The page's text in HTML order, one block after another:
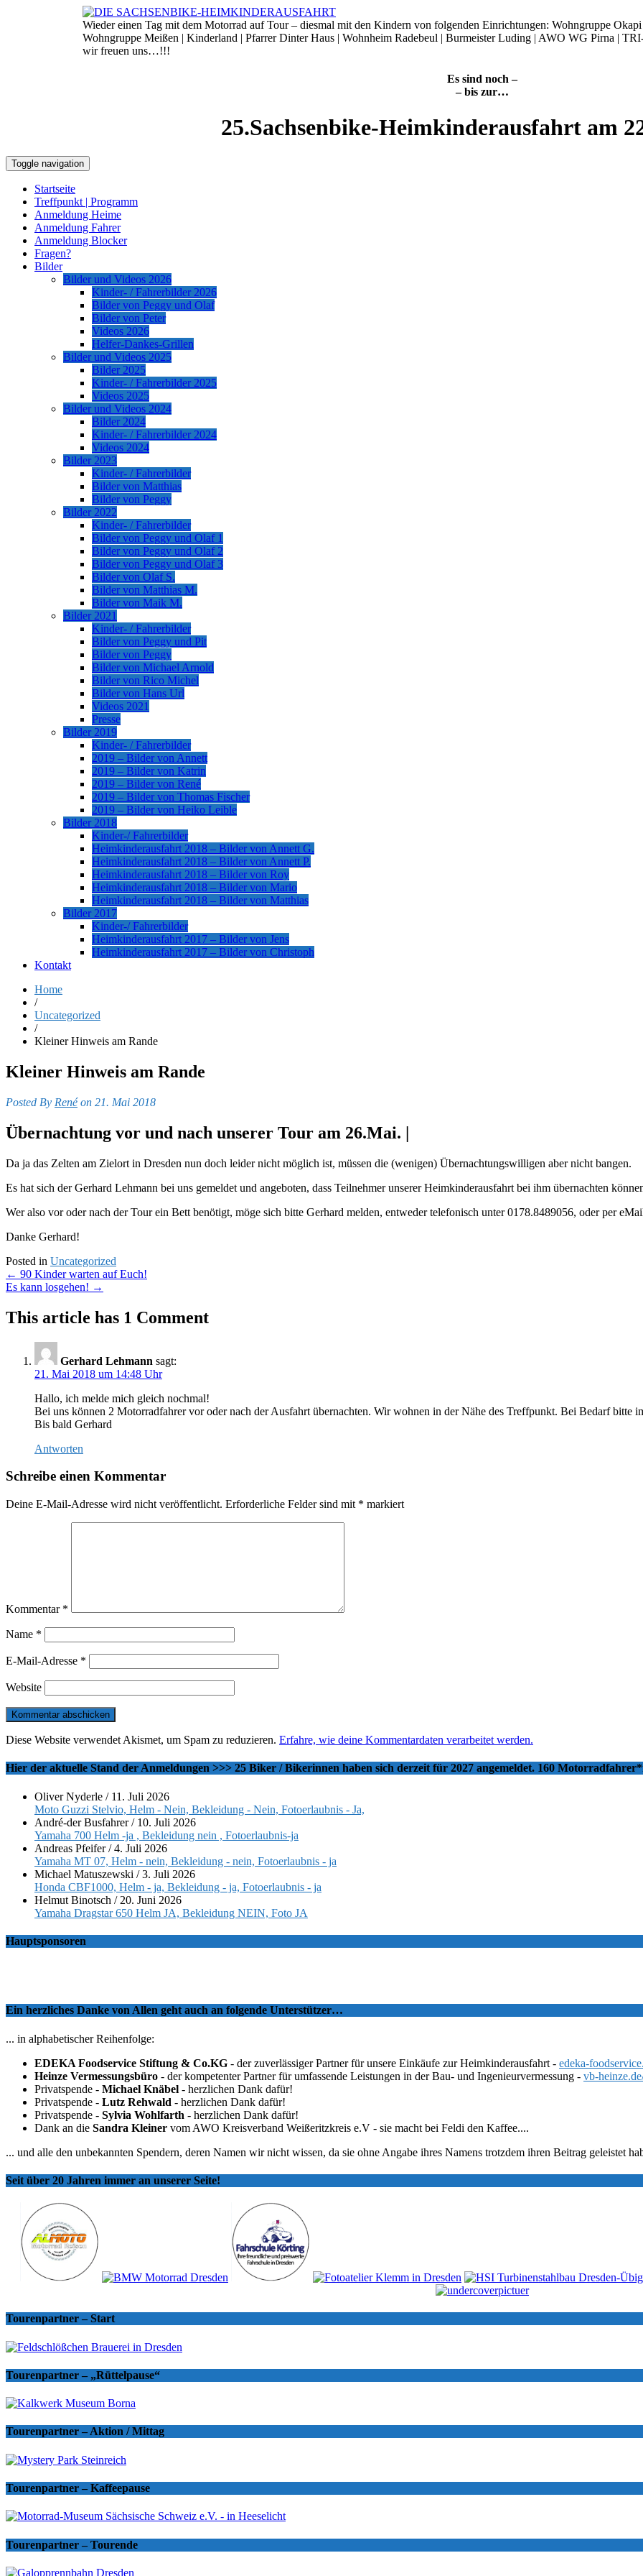
Wieder einen Tag mit dem Motorrad auf Tour – diesmal mit den Kindern von folgenden Einrichtungen: Wohngruppe
Wohngruppe Meißen | Kinderland | Pfarrer Dinter Haus | Wohnheim Radebeul | Burmeister Luding | AWO WG Pirna |
wir freuen uns…!!!
Es sind noch –
– bis zur…
25.Sachsenbike-Heimkinderausfahrt am
Toggle navigation
Startseite
Treffpunkt | Programm
Anmeldung Heime
Anmeldung Fahrer
Anmeldung Blocker
Fragen?
Bilder
Bilder und Videos 2026
Kinder- / Fahrerbilder 2026
Bilder von Peggy und Olaf
Bilder von Peter
Videos 2026
Helfer-Dankes-Grillen
Bilder und Videos 2025
Bilder 2025
Kinder- / Fahrerbilder 2025
Videos 2025
Bilder und Videos 2024
Bilder 2024
Kinder- / Fahrerbilder 2024
Videos 2024
Bilder 2023
Kinder- / Fahrerbilder
Bilder von Matthias
Bilder von Peggy
Bilder 2022
Kinder- / Fahrerbilder
Bilder von Peggy und Olaf 1
Bilder von Peggy und Olaf 2
Bilder von Peggy und Olaf 3
Bilder von Olaf S.
Bilder von Matthias M.
Bilder von Maik M.
Bilder 2021
Kinder- / Fahrerbilder
Bilder von Peggy und Pit
Bilder von Peggy
Bilder von Michael Arnold
Bilder von Rico Michel
Bilder von Hans Url
Videos 2021
Presse
Bilder 2019
Kinder- / Fahrerbilder
2019 – Bilder von Annett
2019 – Bilder von Katrin
2019 – Bilder von René
2019 – Bilder von Thomas Fischer
2019 – Bilder von Heiko Leible
Bilder 2018
Kinder-/ Fahrerbilder
Heimkinderausfahrt 2018 – Bilder von Annett G.
Heimkinderausfahrt 2018 – Bilder von Annett P.
Heimkinderausfahrt 2018 – Bilder von Roy
Heimkinderausfahrt 2018 – Bilder von Mario
Heimkinderausfahrt 2018 – Bilder von Matthias
Bilder 2017
Kinder-/ Fahrerbilder
Heimkinderausfahrt 2017 – Bilder von Jens
Heimkinderausfahrt 2017 – Bilder von Christoph
Kontakt
Home
/
Uncategorized
/
Kleiner Hinweis am Rande
Kleiner Hinweis am Rande
Posted By Renéon 21. Mai 2018
Übernachtung vor und nach unserer Tour am 26.Mai. |
Da ja das Zelten am Zielort in Dresden nun doch leider nicht möglich ist, müssen die (wenigen) Übernachtungswilligen aber nicht bangen.
Es hat sich der Gerhard Lehmann bei uns gemeldet und angeboten, dass Teilnehmer unserer Heimkinderausfahrt bei ihm übernachten
Wer also vor oder nach der Tour ein Bett benötigt, möge sich bitte Gerhard melden, entweder telefonisch unter 0178.8489056, oder per
Danke Gerhard!
Posted in Uncategorized
Post
navigation
← 90 Kinder warten auf Euch!
Es kann losgehen! →
This article has 1 Comment
Gerhard Lehmann sagt:
21. Mai 2018 um 14:48 Uhr
Hallo, ich melde mich gleich nochmal!
Bei uns können 2 Motorradfahrer vor oder nach der Ausfahrt übernachten. Wir wohnen in der Nähe des Treffpunkt. Bei Bedarf bitte
Bis bald Gerhard
Antworten
Schreibe einen Kommentar
Deine E-Mail-Adresse wird nicht veröffentlicht. Erforderliche Felder sind mit * markiert
Kommentar *
Name *
E-Mail-Adresse *
Website
Diese Website verwendet Akismet, um Spam zu reduzieren. Erfahre, wie deine Kommentardaten verarbeitet werden.
Hier der aktuelle Stand der Anmeldungen >>> 25 Biker / Bikerinnen haben sich derzeit für 2027 angemeldet. 160
Oliver Nyderle / 11. Juli 2026
Moto Guzzi Stelvio, Helm - Nein, Bekleidung - Nein, Fotoerlaubnis - Ja,
André-der Busfahrer/ 10. Juli 2026
Yamaha 700 Helm -ja , Bekleidung nein , Fotoerlaubnis-ja
Andreas Pfeifer/4. Juli 2026
Yamaha MT 07, Helm - nein, Bekleidung - nein, Fotoerlaubnis - ja
Michael Matuszewski /3. Juli 2026
Honda CBF1000, Helm - ja, Bekleidung - ja, Fotoerlaubnis - ja
Helmut Binotsch / 20. Juni 2026
Yamaha Dragstar 650 Helm JA, Bekleidung NEIN, Foto JA
Hauptsponsoren
Ein herzliches Danke von Allen geht auch an folgende Unterstützer…
... in alphabetischer Reihenfolge:
EDEKA Foodservice Stiftung & Co.KG - der zuverlässiger Partner für unsere Einkäufe zur Heimkinderausfahrt - edeka-
Heinze Vermessungsbüro - der kompetenter Partner für umfassende Leistungen in der Bau- und Ingenieurvermessung - vb-
Privatspende - Michael Knäbel - herzlichen Dank dafür!
Privatspende - Lutz Rehwald - herzlichen Dank dafür!
Privatspende - Sylvia Wohlfarth - herzlichen Dank dafür!
Dank an die Sandra Kleiner vom AWO Kreisverband Weißeritzkreis e.V - sie macht bei Feldi den Kaffee....
... und alle den unbekannten Spendern, deren Namen wir nicht wissen, da sie ohne Angabe ihres Namens trotzdem ihren Beitrag geleistet
Seit über 20 Jahren immer an unserer Seite!
Tourenpartner – Start
Tourenpartner – „Rüttelpause“
Tourenpartner – Aktion / Mittag
Tourenpartner – Kaffeepause
Tourenpartner – Tourende